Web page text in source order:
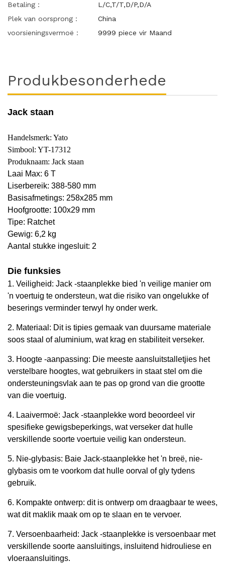
Betaling：
L/C,T/T,D/P,D/A
Plek van oorsprong：
China
voorsieningsvermoë：
9999 piece vir Maand
Produkbesonderhede
Jack staan
Handelsmerk: Yato
Simbool: YT-17312
Produknaam: Jack staan
Laai Max: 6 T
Liserbereik: 388-580 mm
Basisafmetings: 258x285 mm
Hoofgrootte: 100x29 mm
Tipe: Ratchet
Gewig: 6,2 kg
Aantal stukke ingesluit: 2
Die funksies
1. Veiligheid: Jack -staanplekke bied 'n veilige manier om
'n voertuig te ondersteun, wat die risiko van ongelukke of
beserings verminder terwyl hy onder werk.
2. Materiaal: Dit is tipies gemaak van duursame materiale
soos staal of aluminium, wat krag en stabiliteit verseker.
3. Hoogte -aanpassing: Die meeste aansluitstalletjies het
verstelbare hoogtes, wat gebruikers in staat stel om die
ondersteuningsvlak aan te pas op grond van die grootte
van die voertuig.
4. Laaivermoë: Jack -staanplekke word beoordeel vir
spesifieke gewigsbeperkings, wat verseker dat hulle
verskillende soorte voertuie veilig kan ondersteun.
5. Nie-glybasis: Baie Jack-staanplekke het 'n breë, nie-
glybasis om te voorkom dat hulle oorval of gly tydens
gebruik.
6. Kompakte ontwerp: dit is ontwerp om draagbaar te wees,
wat dit maklik maak om op te slaan en te vervoer.
7. Versoenbaarheid: Jack -staanplekke is versoenbaar met
verskillende soorte aansluitings, insluitend hidrouliese en
vloeraansluitings.